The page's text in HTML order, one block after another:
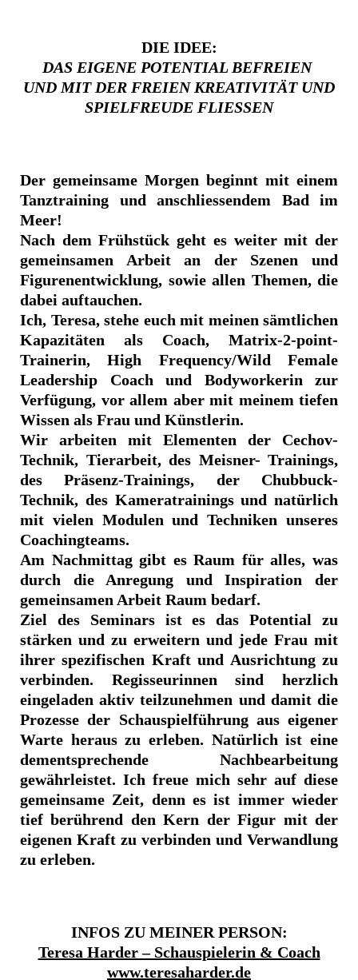
DIE IDEE:
DAS EIGENE POTENTIAL BEFREIEN
UND MIT DER FREIEN KREATIVITÄTUND
SPIELFREUDE FLIESSEN
Der gemeinsame Morgen beginnt mit einem
Tanztraining und anschliessendem Bad im
Meer!
Nach dem Frühstück geht es weiter mit der
gemeinsamen Arbeit an der Szenen und
Figurenentwicklung, sowie allen Themen, die
dabei auftauchen.
Ich, Teresa, stehe euch mit meinen sämtlichen
Kapazitäten als Coach, Matrix-2-point-
Trainerin, High Frequency/Wild Female
Leadership Coach und Bodyworkerin zur
Verfügung, vor allem aber mit meinem tiefen
Wissen als Frau und Künstlerin.
Wir arbeiten mit Elementen der Cechov-
Technik, Tierarbeit, des Meisner- Trainings,
des Präsenz-Trainings, der Chubbuck-
Technik, des Kameratrainings und natürlich
mit vielen Modulen und Techniken unseres
Coachingteams.
Am Nachmittag gibt es Raum für alles, was
durch die Anregung und Inspiration der
gemeinsamen Arbeit Raum bedarf.
Ziel des Seminars ist es das Potential zu
stärken und zu erweitern und jede Frau mit
ihrer spezifischen Kraft und Ausrichtung zu
verbinden. Regisseurinnen sind herzlich
eingeladen aktiv teilzunehmen und damit die
Prozesse der Schauspielführung aus eigener
Warte heraus zu erleben. Natürlich ist eine
dementsprechende Nachbearbeitung
gewährleistet. Ich freue mich sehr auf diese
gemeinsame Zeit, denn es ist immer wieder
tief berührend den Kern der Figur mit der
eigenen Kraft zu verbinden und Verwandlung
zu erleben.
INFOS ZU MEINER PERSON:
Teresa Harder – Schauspielerin & Coach
www.teresaharder.de